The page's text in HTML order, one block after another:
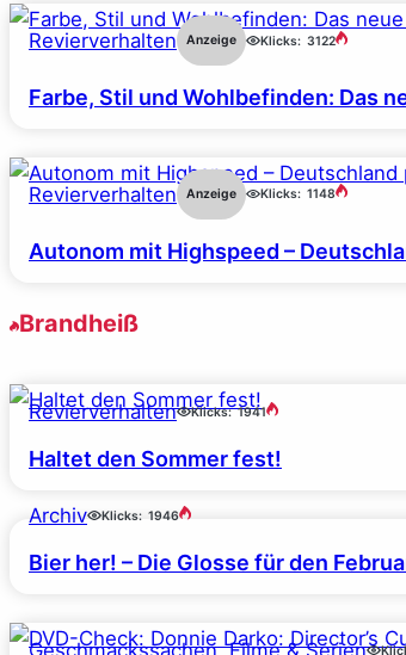
Revierverhalten Anzeige Klicks: 3122
Farbe, Stil und Wohlbefinden: Das
Revierverhalten Anzeige Klicks: 1148
Autonom mit Highspeed –
Brandheiß
Revierverhalten Klicks: 1941
Haltet den Sommer fest!
Archiv Klicks: 1946
Bier her! – Die Glosse für den